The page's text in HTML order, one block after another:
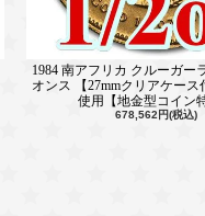
1984 南アフリカ クルーガー
オンス 【27mmクリアケース
使用【地金型コイン
678,562円(税込)